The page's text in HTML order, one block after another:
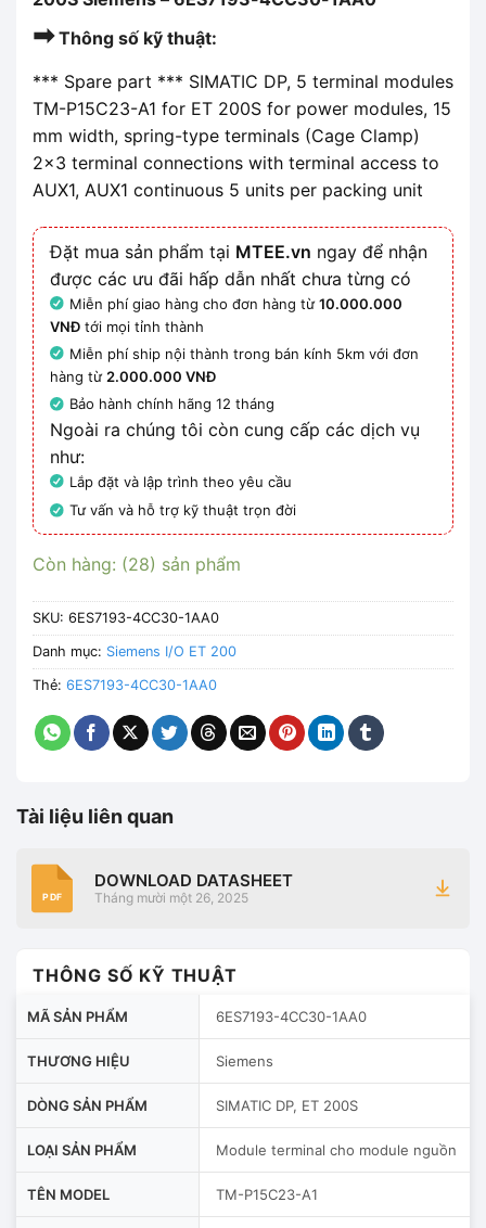
➡Thông số kỹ thuật:
*** Spare part *** SIMATIC DP, 5 terminal modules
TM-P15C23-A1 for ET 200S for power modules, 15
mm width, spring-type terminals (Cage Clamp)
2×3 terminal connections with terminal access to
AUX1, AUX1 continuous 5 units per packing unit
Đặt mua sản phẩm tại MTEE.vn ngay để nhận
được các ưu đãi hấp dẫn nhất chưa từng có
Miễn phí giao hàng cho đơn hàng từ10.000.000
VNĐ tới mọi tỉnh thành
Miễn phí ship nội thành trong bán kính 5km với đơn
hàng từ2.000.000 VNĐ
Bảo hành chính hãng 12 tháng
Ngoài ra chúng tôi còn cung cấp các dịch vụ
như:
Lắp đặt và lập trình theo yêu cầu
Tư vấn và hỗ trợ kỹ thuật trọn đời
Còn hàng: (28) sản phẩm
SKU: 6ES7193-4CC30-1AA0
Danh mục: Siemens I/O ET 200
Thẻ: 6ES7193-4CC30-1AA0
Tài liệu liên quan
PDF
DOWNLOAD DATASHEET
Tháng mười một 26, 2025
THÔNG SỐ KỸ THUẬT
MÃ SẢN PHẨM 6ES7193-4CC30-1AA0
THƯƠNG HIỆU Siemens
DÒNG SẢN PHẨM SIMATIC DP, ET 200S
LOẠI SẢN PHẨM Module terminal cho module nguồn
TÊN MODEL TM-P15C23-A1